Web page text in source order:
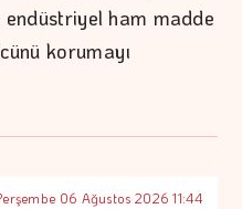
ham madde
korumayı
06 Ağustos 2026 11:44